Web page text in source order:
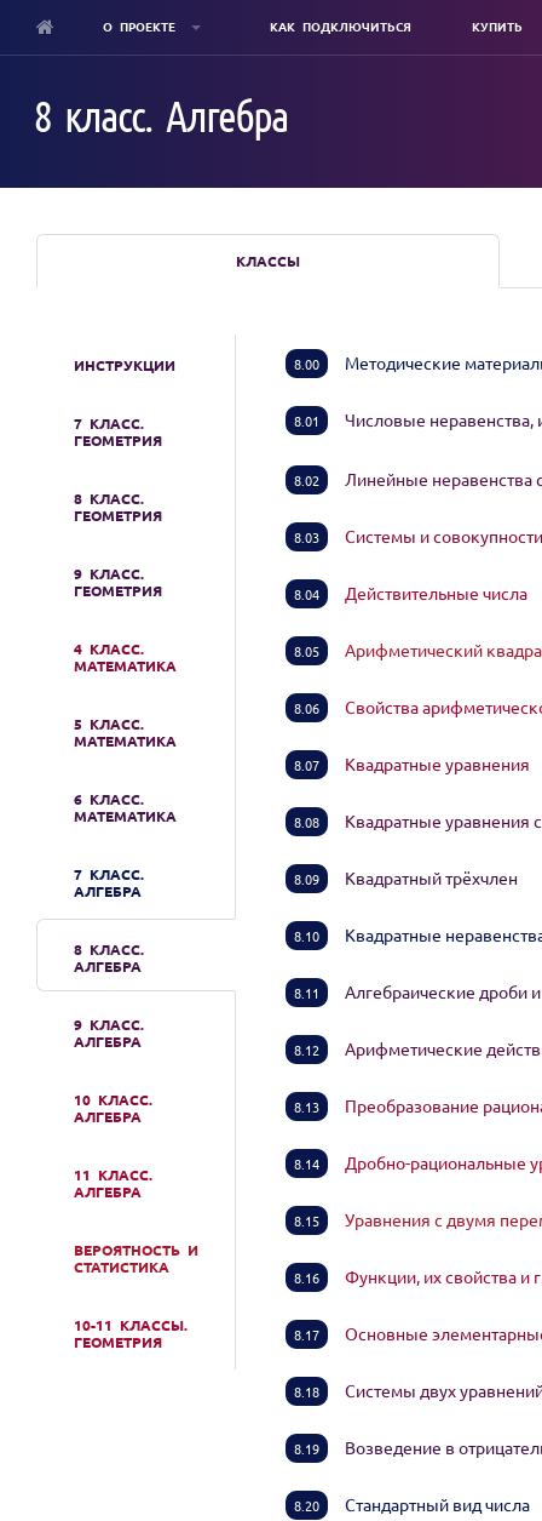
content
О ПРОЕКТЕ КАК ПОДКЛЮЧИТЬСЯ КУПИТЬ
8 класс. Алгебра
КЛАССЫ
ИНСТРУКЦИИ
7 КЛАСС.
ГЕОМЕТРИЯ
8 КЛАСС.
ГЕОМЕТРИЯ
9 КЛАСС.
ГЕОМЕТРИЯ
4 КЛАСС.
МАТЕМАТИКА
5 КЛАСС.
МАТЕМАТИКА
6 КЛАСС.
МАТЕМАТИКА
7 КЛАСС.
АЛГЕБРА
8 КЛАСС.
АЛГЕБРА
9 КЛАСС.
АЛГЕБРА
10 КЛАСС.
АЛГЕБРА
11 КЛАСС.
АЛГЕБРА
ВЕРОЯТНОСТЬ И
СТАТИСТИКА
10-11 КЛАССЫ.
ГЕОМЕТРИЯ
8.00 Методические
8.01 Числовые
8.02 Линейные неравенства
8.03 Системы и
8.04 Действительные числа
8.05 Арифметический
8.06 Свойства
8.07 Квадратные уравнения
8.08 Квадратные уравнения
8.09 Квадратный трёхчлен
8.10 Квадратные
8.11 Алгебраические дроби
8.12 Арифметические
8.13 Преобразование
8.14 Дробно-рациональные
8.15 Уравнения с двумя
8.16 Функции, их свойства и
8.17 Основные
8.18 Системы двух
8.19 Возведение в
8.20 Стандартный вид числа